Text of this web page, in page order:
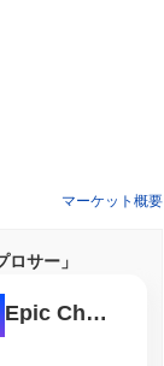
マーケット概要
ロサー」
Epic Chain